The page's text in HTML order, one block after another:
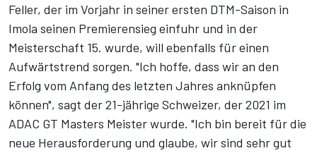
Feller, der im Vorjahr in seiner ersten DTM-Saison in
Imola seinen Premierensieg einfuhr und in der
Meisterschaft 15. wurde, will ebenfalls für einen
Aufwärtstrend sorgen. "Ich hoffe, dass wir an den
Erfolg vom Anfang des letzten Jahres anknüpfen
können", sagt der 21-jährige Schweizer, der 2021 im
ADAC GT Masters Meister wurde. "Ich bin bereit für die
neue Herausforderung und glaube, wir sind sehr gut